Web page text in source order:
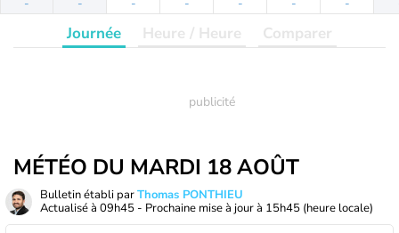
- - - - - - -
Journée Heure / Heure Comparer
MÉTÉO DU MARDI 18 AOÛT
Bulletin établi parThomas PONTHIEU
Actualisé à 09h45 - Prochaine mise à jour à 15h45 (heure locale)